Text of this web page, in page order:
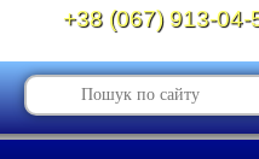
+38 (067) 913-04-